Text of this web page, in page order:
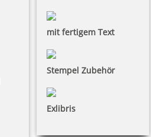
mit fertigem Text
Stempel Zubehör
Exlibris